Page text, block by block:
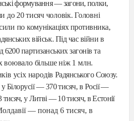
формування — загони, полки,
до 20 тисяч чоловік. Головні
по комунікаціях противника,
військ. Під час війнив
6200 партизанських загонів та
воювало більше ніж 1 млн.
усіх народів Радянського Союзу.
Білорусії — 370 тисяч, в Росії—
у Литві — 10 тисяч, в Естонії
— понад 6 тисяч, в